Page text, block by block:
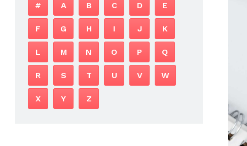
# A B C D E
F G H I J K
L M N O P Q
R S T U V W
X Y Z